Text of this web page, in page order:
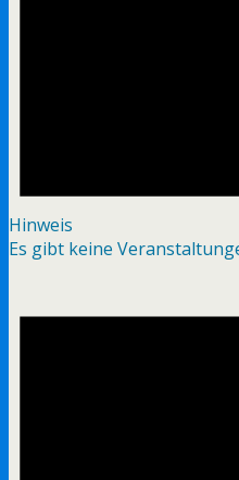
Hinweis
Es gibt keine